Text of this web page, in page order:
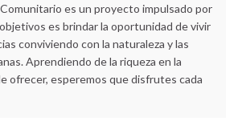
es un proyecto impulsado por
es brindar la oportunidad de vivir
conviviendo con la naturaleza y las
Aprendiendo de la riqueza en la
ofrecer, esperemos que disfrutes cada